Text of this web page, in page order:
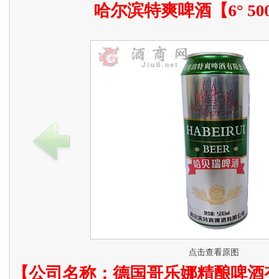
哈尔滨特爽啤酒【6°
点击查看原图
【公司名称： 德国哥乐娜精酿啤